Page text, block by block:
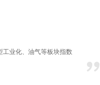
业化、油气等板块指数